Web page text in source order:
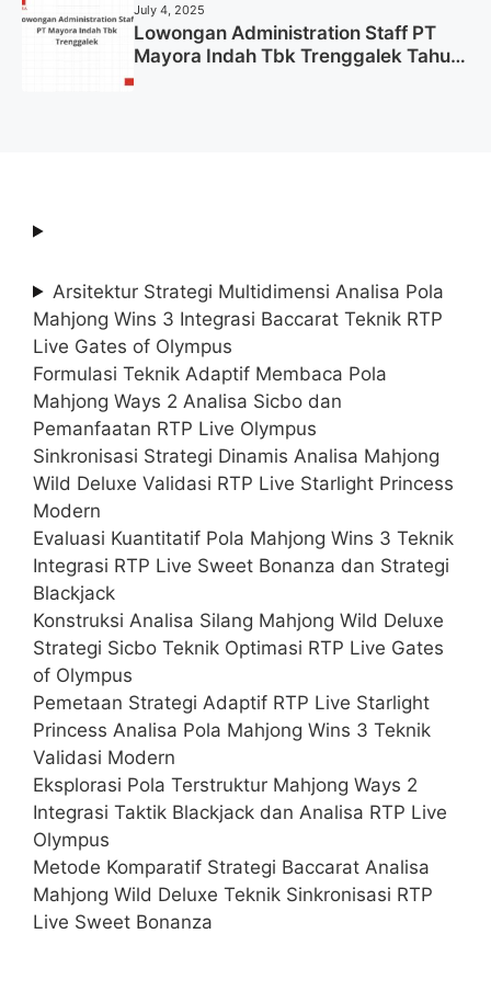
July 4, 2025
Lowongan Administration Staff PT
Mayora Indah Tbk Trenggalek Tahun
Arsitektur Strategi Multidimensi Analisa Pola
Mahjong Wins 3 Integrasi Baccarat Teknik RTP
Live Gates of Olympus
Formulasi Teknik Adaptif Membaca Pola
Mahjong Ways 2 Analisa Sicbo dan
Pemanfaatan RTP Live Olympus
Sinkronisasi Strategi Dinamis Analisa Mahjong
Wild Deluxe Validasi RTP Live Starlight Princess
Modern
Evaluasi Kuantitatif Pola Mahjong Wins 3 Teknik
Integrasi RTP Live Sweet Bonanza dan Strategi
Blackjack
Konstruksi Analisa Silang Mahjong Wild Deluxe
Strategi Sicbo Teknik Optimasi RTP Live Gates
of Olympus
Pemetaan Strategi Adaptif RTP Live Starlight
Princess Analisa Pola Mahjong Wins 3 Teknik
Validasi Modern
Eksplorasi Pola Terstruktur Mahjong Ways 2
Integrasi Taktik Blackjack dan Analisa RTP Live
Olympus
Metode Komparatif Strategi Baccarat Analisa
Mahjong Wild Deluxe Teknik Sinkronisasi RTP
Live Sweet Bonanza